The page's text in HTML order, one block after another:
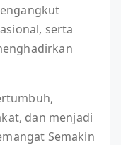
serta
dan menjadi
Semakin